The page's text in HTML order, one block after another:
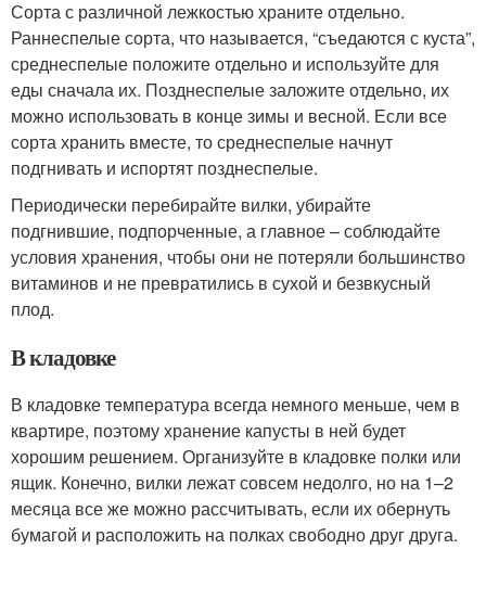
Сорта с различной лежкостью храните отдельно.
Раннеспелые сорта, что называется, “съедаются с куста”,
среднеспелые положите отдельно и используйте для
еды сначала их. Позднеспелые заложите отдельно, их
можно использовать в конце зимы и весной. Если все
сорта хранить вместе, то среднеспелые начнут
подгнивать и испортят позднеспелые.
Периодически перебирайте вилки, убирайте
подгнившие, подпорченные, а главное – соблюдайте
условия хранения, чтобы они не потеряли большинство
витаминов и не превратились в сухой и безвкусный
плод.
В кладовке
В кладовке температура всегда немного меньше, чем в
квартире, поэтому хранение капусты в ней будет
хорошим решением. Организуйте в кладовке полки или
ящик. Конечно, вилки лежат совсем недолго, но на 1–2
месяца все же можно рассчитывать, если их обернуть
бумагой и расположить на полках свободно друг друга.